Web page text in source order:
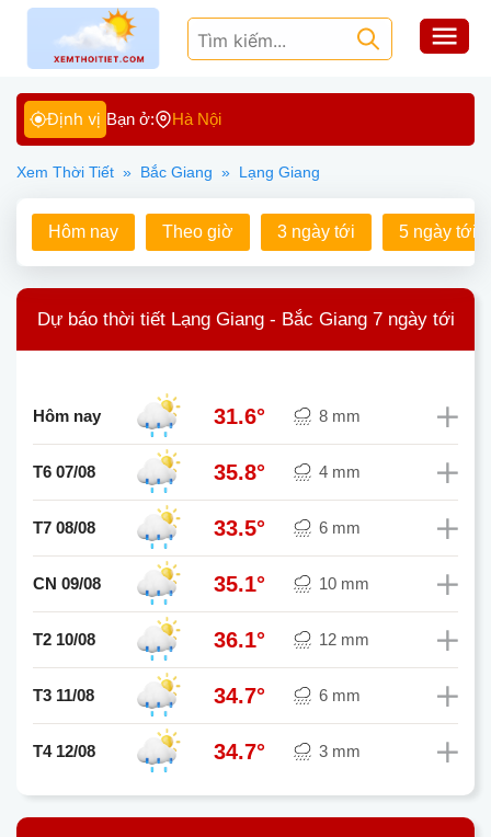
Định vị Bạn ở: Hà Nội
Xem Thời Tiết » Bắc Giang » Lạng Giang
Hôm nay Theo giờ 3 ngày tới 5 ngày tới
Dự báo thời tiết Lạng Giang - Bắc Giang 7 ngày tới
Hôm nay 31.6° 8 mm
T6 07/08 35.8° 4 mm
T7 08/08 33.5° 6 mm
CN 09/08 35.1° 10 mm
T2 10/08 36.1° 12 mm
T3 11/08 34.7° 6 mm
T4 12/08 34.7° 3 mm